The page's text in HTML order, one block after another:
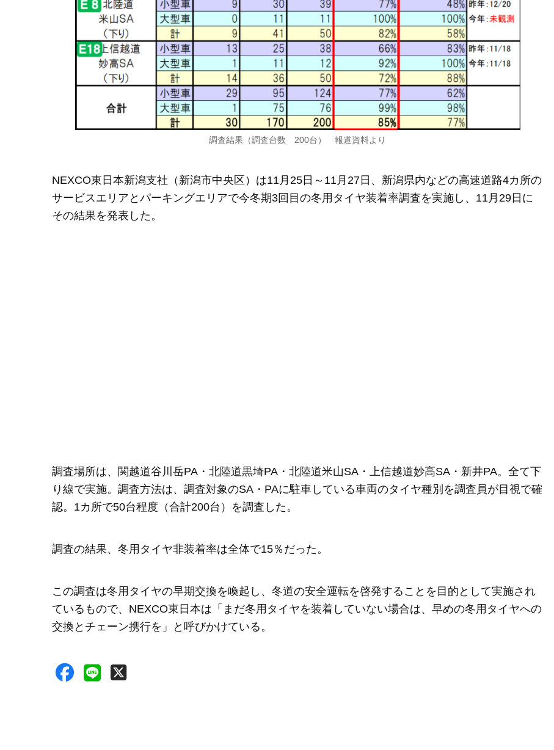
調査結果（調査台数 200台） 報道資料より
NEXCO東日本新潟支社（新潟市中央区）は11月25日～11月27日、新潟県内などの高速道路4カ所の
サービスエリアとパーキングエリアで今冬期3回目の冬用タイヤ装着率調査を実施し、11月29日に
その結果を発表した。
調査場所は、関越道谷川岳PA・北陸道黒埼PA・北陸道米山SA・上信越道妙高SA・新井PA。全て下
り線で実施。調査方法は、調査対象のSA・PAに駐車している車両のタイヤ種別を調査員が目視で確
認。1カ所で50台程度（合計200台）を調査した。
調査の結果、冬用タイヤ非装着率は全体で15％だった。
この調査は冬用タイヤの早期交換を喚起し、冬道の安全運転を啓発することを目的として実施され
ているもので、NEXCO東日本は「まだ冬用タイヤを装着していない場合は、早めの冬用タイヤへの
交換とチェーン携行を」と呼びかけている。